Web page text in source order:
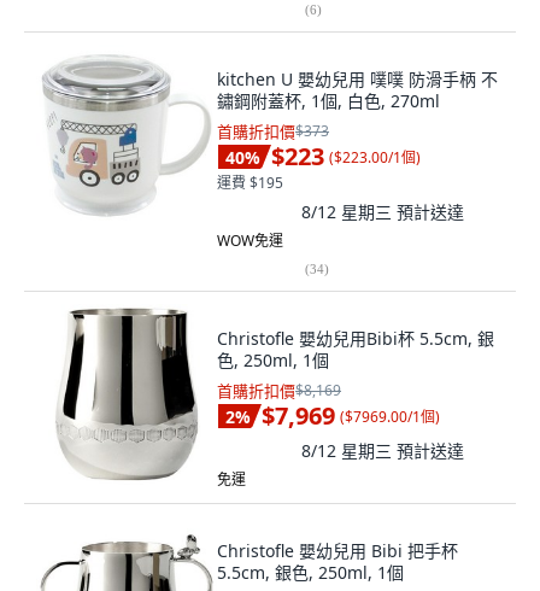
(6)
kitchen U 嬰幼兒用 噗噗 防滑手柄 不
鏽鋼附蓋杯, 1個, 白色, 270ml
首購折扣價$373
40% $223 ($223.00/1個)
運費 $195
8/12 星期三 預計送達
WOW免運
(34)
Christofle 嬰幼兒用Bibi杯 5.5cm, 銀
色, 250ml, 1個
首購折扣價$8,169
2% $7,969 ($7969.00/1個)
8/12 星期三 預計送達
免運
Christofle 嬰幼兒用 Bibi 把手杯
5.5cm, 銀色, 250ml, 1個